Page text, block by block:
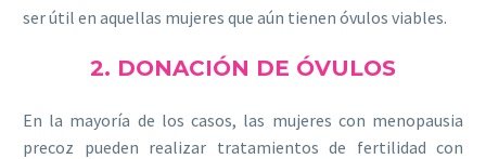
ser útil en aquellas mujeres que aún tienen óvulos viables.
2. DONACIÓN DE ÓVULOS
En la mayoría de los casos, las mujeres con menopausia
precoz pueden realizar tratamientos de fertilidad con